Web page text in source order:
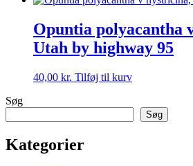
Opuntia polyacantha
Utah by highway 95
40,00 kr. Tilføj til kurv
Søg
Søg
Kategorier